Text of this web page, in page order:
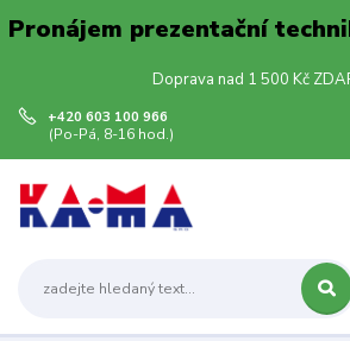
Pronájem prezentační
Doprava nad 1 500 Kč
+420 603 100 966
(Po-Pá, 8-16 hod.)